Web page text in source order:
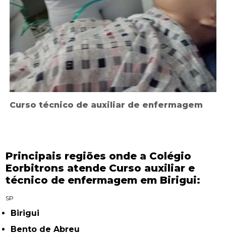
Curso técnico de auxiliar de enfermagem
Principais regiões onde a Colégio
Eorbitrons atende Curso auxiliar e
técnico de enfermagem em Birigui:
SP
Birigui
Bento de Abreu